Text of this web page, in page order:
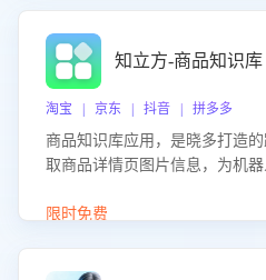
知立方-商品知识库
淘宝 | 京东 | 抖音 | 拼多多
商品知识库应用，是晓多打造
取商品详情页图片信息，为机
限时免费